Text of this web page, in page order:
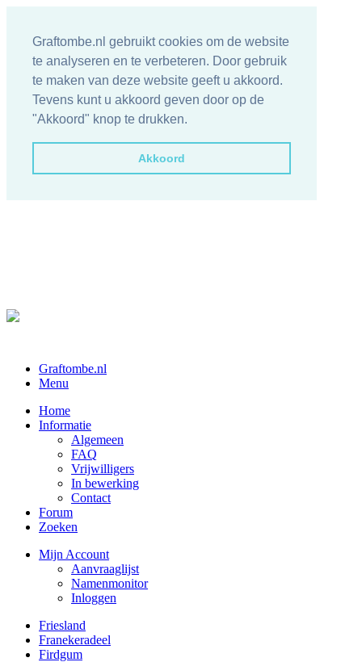
Graftombe.nl gebruikt cookies om de website
te analyseren en te verbeteren. Door gebruik
te maken van deze website geeft u akkoord.
Tevens kunt u akkoord geven door op de
"Akkoord" knop te drukken.
Akkoord
Graftombe.nl
Menu
Home
Informatie
Algemeen
FAQ
Vrijwilligers
In bewerking
Contact
Forum
Zoeken
Mijn Account
Aanvraaglijst
Namenmonitor
Inloggen
Friesland
Franekeradeel
Firdgum